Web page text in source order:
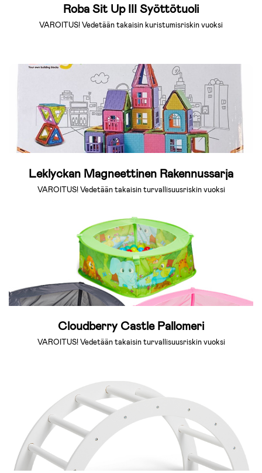
Roba Sit Up III Syöttötuoli
VAROITUS! Vedetään takaisin kuristumisriskin vuoksi
Leklyckan Magneettinen Rakennussarja
VAROITUS! Vedetään takaisin turvallisuusriskin vuoksi
Cloudberry Castle Pallomeri
VAROITUS! Vedetään takaisin turvallisuusriskin vuoksi